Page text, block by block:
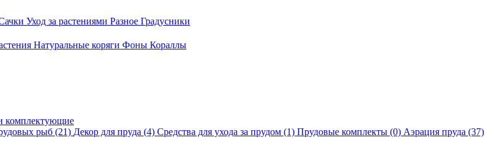
Уход за растениями Разное Градусники
Натуральные коряги Фоны Кораллы
комплектующие
рыб (21) Декор для пруда (4) Средства для ухода за прудом (1) Прудовые комплекты (0) Аэрация пруда (37)